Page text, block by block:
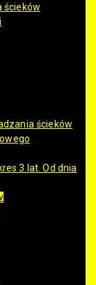
ścieków
ścieków
3 lat. Od dnia